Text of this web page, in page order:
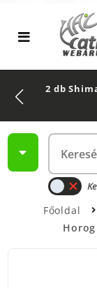
2 db
Főoldal